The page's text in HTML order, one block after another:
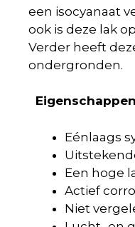
een isocyanaat
ook is deze lak
Verder heeft
ondergronden.
Eénlaags
Een hoge
Actief
Niet